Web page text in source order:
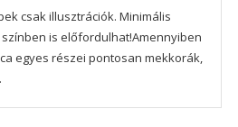
csak illusztrációk. Minimális
is előfordulhat!Amennyiben
egyes részei pontosan mekkorák,